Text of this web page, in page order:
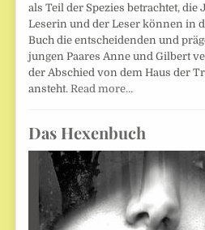
als Teil der Spezies betrachtet, die
Leserin und der Leser können in
Buch die entscheidenden und
jungen Paares Anne und Gilbert
der Abschied von dem Haus der
ansteht. Read more…
Das Hexenbuch